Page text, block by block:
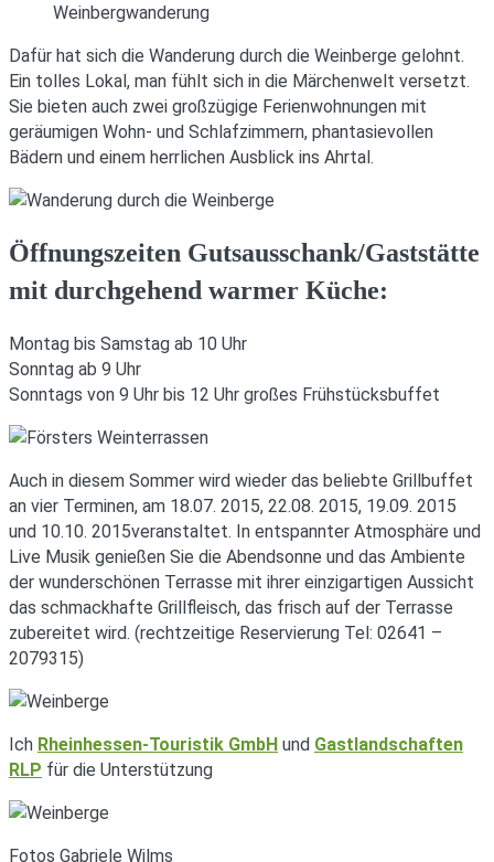
Weinbergwanderung
Dafür hat sich die Wanderung durch die Weinberge gelohnt.
Ein tolles Lokal, man fühlt sich in die Märchenwelt versetzt.
Sie bieten auch zwei großzügige Ferienwohnungen mit
geräumigen Wohn- und Schlafzimmern, phantasievollen
Bädern und einem herrlichen Ausblick ins Ahrtal.
Öffnungszeiten Gutsausschank/Gaststätte
mit durchgehend warmer Küche:
Montag bis Samstag ab 10 Uhr
Sonntag ab 9 Uhr
Sonntags von 9 Uhr bis 12 Uhr großes Frühstücksbuffet
Auch in diesem Sommer wird wieder das beliebte Grillbuffet
an vier Terminen, am 18.07. 2015, 22.08. 2015, 19.09. 2015
und 10.10. 2015veranstaltet. In entspannter Atmosphäre und
Live Musik genießen Sie die Abendsonne und das Ambiente
der wunderschönen Terrasse mit ihrer einzigartigen Aussicht
das schmackhafte Grillfleisch, das frisch auf der Terrasse
zubereitet wird. (rechtzeitige Reservierung Tel: 02641 –
2079315)
Ich Rheinhessen-Touristik GmbH und Gastlandschaften
RLP für die Unterstützung
Fotos Gabriele Wilms